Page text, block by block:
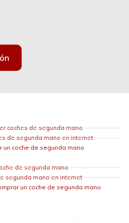
coches de segunda mano
de segunda mano en internet
un coche de segunda mano
de segunda mano
segunda mano en internet
un coche de segunda mano